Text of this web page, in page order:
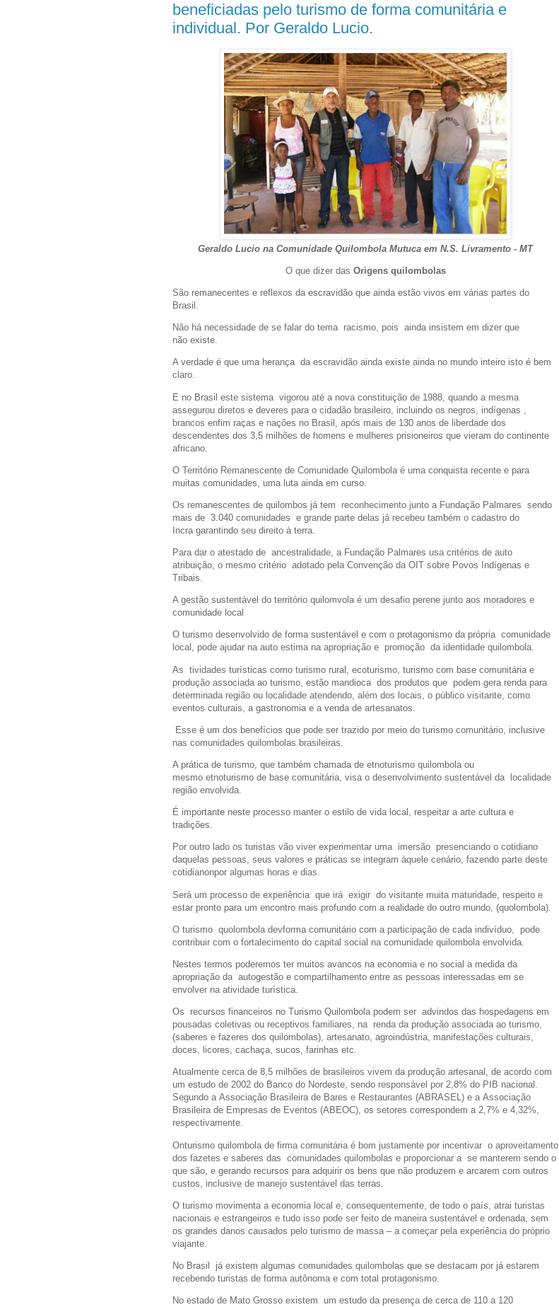
beneficiadas pelo turismo de forma comunitária e
individual. Por Geraldo Lucio.
Geraldo Lucio na Comunidade Quilombola Mutuca em N.S. Livramento - MT
O que dizer das Origens quilombolas
São remanecentes e reflexos da escravidão que ainda estão vivos em várias partes do
Brasil.
Não há necessidade de se falar do tema racismo, pois ainda insistem em dizer que
não existe.
A verdade é que uma herança da escravidão ainda existe ainda no mundo inteiro isto é bem
claro.
E no Brasil este sistema vigorou até a nova constituição de 1988, quando a mesma
assegurou diretos e deveres para o cidadão brasileiro, incluindo os negros, indígenas ,
brancos enfim raças e nações no Brasil, após mais de 130 anos de liberdade dos
descendentes dos 3,5 milhões de homens e mulheres prisioneiros que vieram do continente
africano.
O Território Remanescente de Comunidade Quilombola é uma conquista recente e para
muitas comunidades, uma luta ainda em curso.
Os remanescentes de quilombos já tem reconhecimento junto a Fundação Palmares sendo
mais de 3.040 comunidades e grande parte delas já recebeu também o cadastro do
Incra garantindo seu direito à terra.
Para dar o atestado de ancestralidade, a Fundação Palmares usa critérios de auto
atribuição, o mesmo critério adotado pela Convenção da OIT sobre Povos Indígenas e
Tribais.
A gestão sustentável do território quilomvola é um desafio perene junto aos moradores e
comunidade local
O turismo desenvolvido de forma sustentável e com o protagonismo da própria comunidade
local, pode ajudar na auto estima na apropriação e promoção da identidade quilombola.
As tividades turísticas como turismo rural, ecoturismo, turismo com base comunitária e
produção associada ao turismo, estão mandioca dos produtos que podem gera renda para
determinada região ou localidade atendendo, além dos locais, o público visitante, como
eventos culturais, a gastronomia e a venda de artesanatos.
Esse é um dos benefícios que pode ser trazido por meio do turismo comunitário, inclusive
nas comunidades quilombolas brasileiras.
A prática de turismo, que também chamada de etnoturismo quilombola ou
mesmo etnoturismo de base comunitária, visa o desenvolvimento sustentável da localidade
região envolvida.
É importante neste processo manter o estilo de vida local, respeitar a arte cultura e
tradições.
Por outro lado os turistas vão viver experimentar uma imersão presenciando o cotidiano
daquelas pessoas, seus valores e práticas se integram àquele cenário, fazendo parte deste
cotidianonpor algumas horas e dias.
Será um processo de experiência que irá exigir do visitante muita maturidade, respeito e
estar pronto para um encontro mais profundo com a realidade do outro mundo, (quolombola).
O turismo quolombola devforma comunitário com a participação de cada indivíduo, pode
contribuir com o fortalecimento do capital social na comunidade quilombola envolvida.
Nestes termos poderemos ter muitos avancos na economia e no social a medida da
apropriação da autogestão e compartilhamento entre as pessoas interessadas em se
envolver na atividade turística.
Os recursos financeiros no Turismo Quilombola podem ser advindos das hospedagens em
pousadas coletivas ou receptivos familiares, na renda da produção associada ao turismo,
(saberes e fazeres dos quilombolas), artesanato, agroindústria, manifestações culturais,
doces, licores, cachaça, sucos, farinhas etc.
Atualmente cerca de 8,5 milhões de brasileiros vivem da produção artesanal, de acordo com
um estudo de 2002 do Banco do Nordeste, sendo responsável por 2,8% do PIB nacional.
Segundo a Associação Brasileira de Bares e Restaurantes (ABRASEL) e a Associação
Brasileira de Empresas de Eventos (ABEOC), os setores correspondem a 2,7% e 4,32%,
respectivamente.
Onturismo quilombola de firma comunitária é bom justamente por incentivar o aproveitamento
dos fazetes e saberes das comunidades quilombolas e proporcionar a se manterem sendo o
que são, e gerando recursos para adquirir os bens que não produzem e arcarem com outros
custos, inclusive de manejo sustentável das terras.
O turismo movimenta a economia local e, consequentemente, de todo o país, atrai turistas
nacionais e estrangeiros e tudo isso pode ser feito de maneira sustentável e ordenada, sem
os grandes danos causados pelo turismo de massa – a começar pela experiência do próprio
viajante.
No Brasil já existem algumas comunidades quilombolas que se destacam por já estarem
recebendo turistas de forma autônoma e com total protagonismo.
No estado de Mato Grosso existem um estudo da presença de cerca de 110 a 120